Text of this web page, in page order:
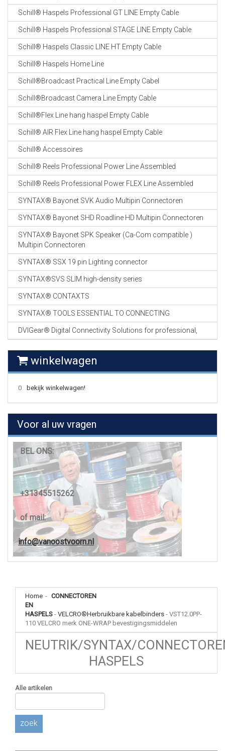
Schill® Haspels Professional GT LINE Empty Cable
Schill® Haspels Professional STAGE LINE Empty Cable
Schill® Haspels Classic LINE HT Empty Cable
Schill® Haspels Home Line
Schill®Broadcast Practical Line Empty Cabel
Schill®Broadcast Camera Line Empty Cable
Schill®Flex Line hang haspel Empty Cable
Schill® AIR Flex Line hang haspel Empty Cable
Schill® Accessoires
Schill® Reels Professional Power Line Assembled
Schill® Reels Professional Power FLEX Line Assembled
SYNTAX® Bayonet SVK Audio Multipin Connectoren
SYNTAX® Bayonet SHD Roadline HD Multipin Connectoren
SYNTAX® Bayonet SPK Speaker (Ca-Com compatible )
Multipin Connectoren
SYNTAX® SSX 19 pin Lighting connector
SYNTAX®SVS SLIM high-density series
SYNTAX® CONTAXTS
SYNTAX® TOOLS ESSENTIAL TO CONNECTING
DVIGear® Digital Connectivity Solutions for professional,
winkelwagen
0 bekijk winkelwagen!
Voor al uw vragen
BEL ONS:
+31345515262
of mail:
info@vanoostvoorn.nl
Home - CONNECTOREN
EN
HASPELS - VELCRO®Herbruikbare kabelbinders - VST12.0PP-
110 VELCRO merk ONE-WRAP bevestigingsmiddelen
NEUTRIK/SYNTAX/
HASPELS
Alle artikelen
zoek